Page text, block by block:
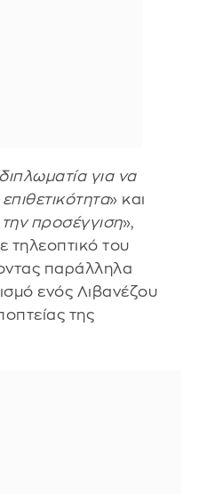
για να
» και
την προσέγγιση»,
τηλεοπτικό του
παράλληλα
ενός Λιβανέζου
της